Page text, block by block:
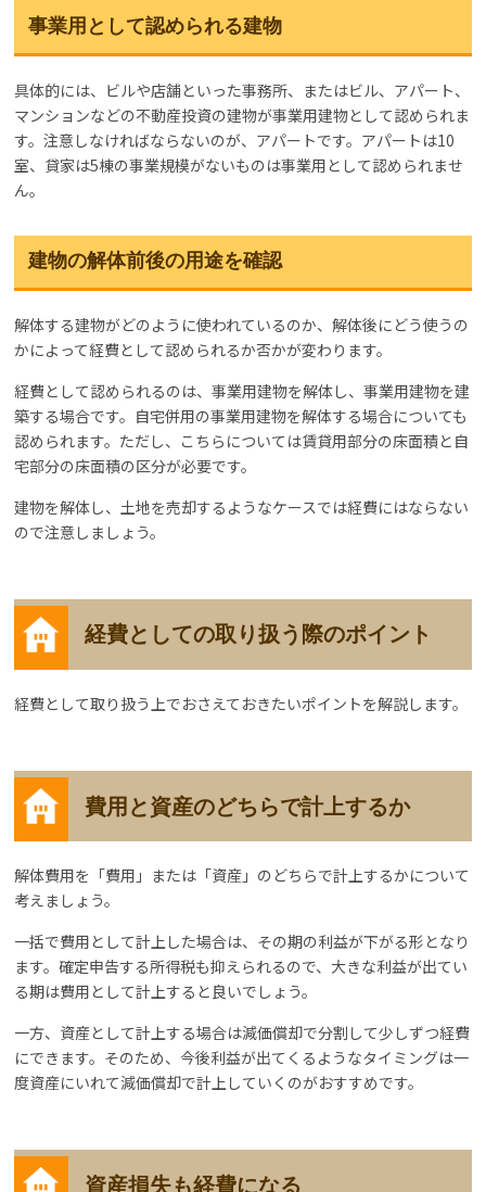
事業用として認められる建物
具体的には、ビルや店舗といった事務所、またはビル、アパート、
マンションなどの不動産投資の建物が事業用建物として認められま
す。注意しなければならないのが、アパートです。アパートは10
室、貸家は5棟の事業規模がないものは事業用として認められませ
ん。
建物の解体前後の用途を確認
解体する建物がどのように使われているのか、解体後にどう使うの
かによって経費として認められるか否かが変わります。
経費として認められるのは、事業用建物を解体し、事業用建物を建
築する場合です。自宅併用の事業用建物を解体する場合についても
認められます。ただし、こちらについては賃貸用部分の床面積と自
宅部分の床面積の区分が必要です。
建物を解体し、土地を売却するようなケースでは経費にはならない
ので注意しましょう。
経費としての取り扱う際のポイント
経費として取り扱う上でおさえておきたいポイントを解説します。
費用と資産のどちらで計上するか
解体費用を「費用」または「資産」のどちらで計上するかについて
考えましょう。
一括で費用として計上した場合は、その期の利益が下がる形となり
ます。確定申告する所得税も抑えられるので、大きな利益が出てい
る期は費用として計上すると良いでしょう。
一方、資産として計上する場合は減価償却で分割して少しずつ経費
にできます。そのため、今後利益が出てくるようなタイミングは一
度資産にいれて減価償却で計上していくのがおすすめです。
資産損失も経費になる